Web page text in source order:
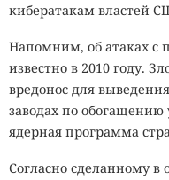
кибератакам властей
Напомним, об атаках с
известно в 2010 году.
вредонос для
заводах по обогащению
ядерная программа
Согласно сделанному в